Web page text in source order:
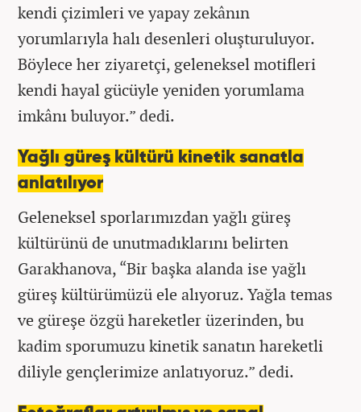
kendi çizimleri ve yapay zekânın
yorumlarıyla halı desenleri oluşturuluyor.
Böylece her ziyaretçi, geleneksel motifleri
kendi hayal gücüyle yeniden yorumlama
imkânı buluyor.” dedi.
Yağlı güreş kültürü kinetik sanatla
anlatılıyor
Geleneksel sporlarımızdan yağlı güreş
kültürünü de unutmadıklarını belirten
Garakhanova, “Bir başka alanda ise yağlı
güreş kültürümüzü ele alıyoruz. Yağla temas
ve güreşe özgü hareketler üzerinden, bu
kadim sporumuzu kinetik sanatın hareketli
diliyle gençlerimize anlatıyoruz.” dedi.